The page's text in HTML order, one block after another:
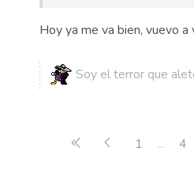
Hoy ya me va bien, vuevo
Soy el terror que
Primera página
Anterior
1 ... 4